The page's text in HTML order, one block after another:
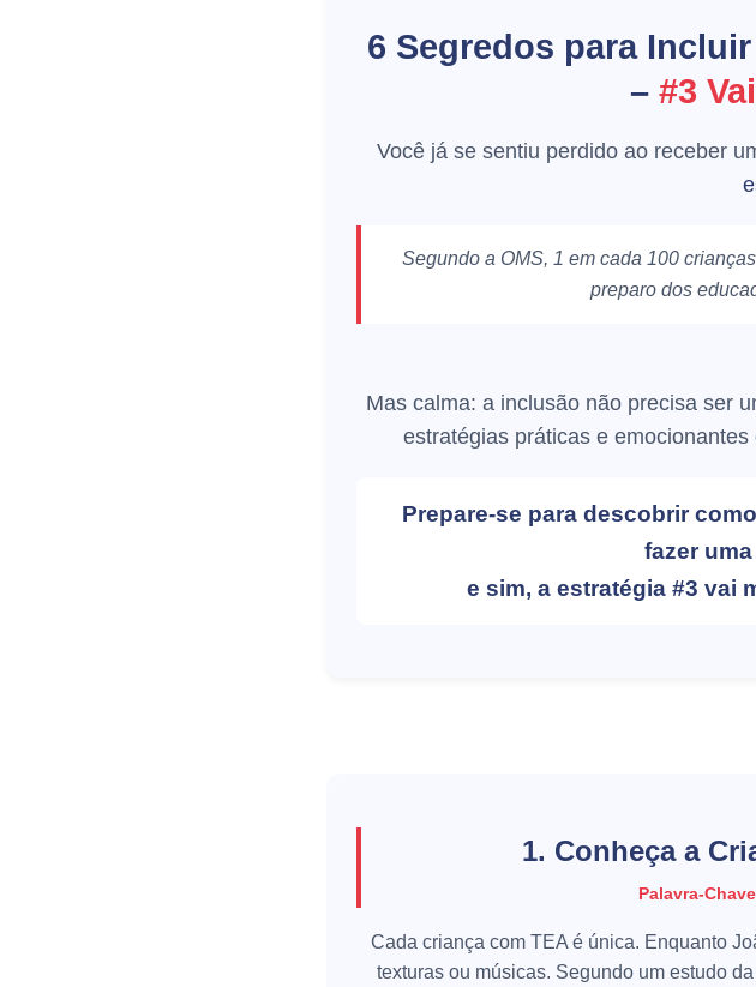
6 Segredos para
– #3
Você já se sentiu perdido ao receber
Segundo a OMS, 1 em cada 100
preparo dos
Mas calma: a inclusão não precisa ser
estratégias práticas e emocionantes
Prepare-se para descobrir
fazer
e sim, a estratégia #3 vai
1. Conheça a
Palavra-
Cada criança com TEA é única. Enquanto
texturas ou músicas. Segundo um estudo da